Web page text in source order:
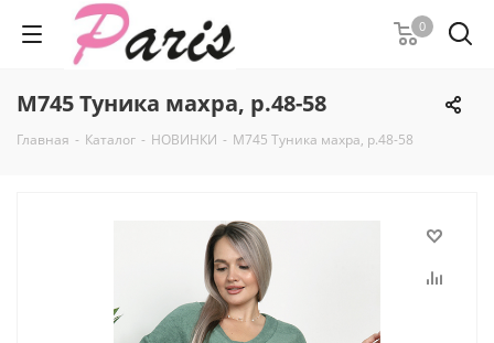
0
М745 Туника махра, р.48-58
Главная - Каталог - НОВИНКИ - М745 Туника махра, р.48-58